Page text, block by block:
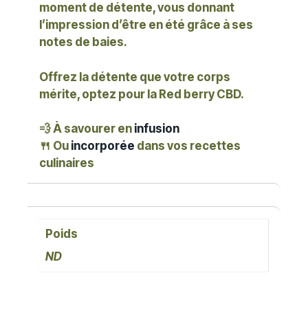
moment de détente, vous donnant
l’impression d’être en été grâce à ses
notes de baies.
Offrez la détente que votre corps
mérite, optez pour la Red berry CBD.
💨À savourer en infusion
🍴 Ou incorporée dans vos recettes
culinaires
Poids
ND